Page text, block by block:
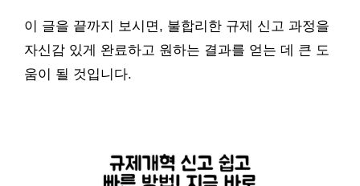
이 글을 끝까지 보시면, 불합리한 규제 신고 과정을
자신감 있게 완료하고 원하는 결과를 얻는 데 큰 도
움이 될 것입니다.